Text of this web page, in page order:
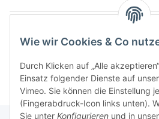
Wie wir Cookies & Co
Durch Klicken auf „Alle
Einsatz folgender Dienste auf
Vimeo. Sie können die Einstellung
(Fingerabdruck-Icon links unten).
Sie unter Konfigurieren und in